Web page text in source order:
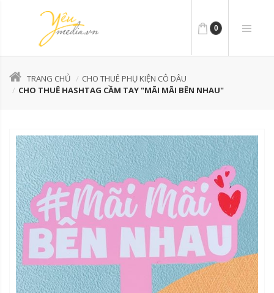
0
TRANG CHỦ
CHO THUÊ PHỤ KIỆN CÔ DÂU
CHO THUÊ HASHTAG CẦM TAY "MÃI MÃI BÊN NHAU"